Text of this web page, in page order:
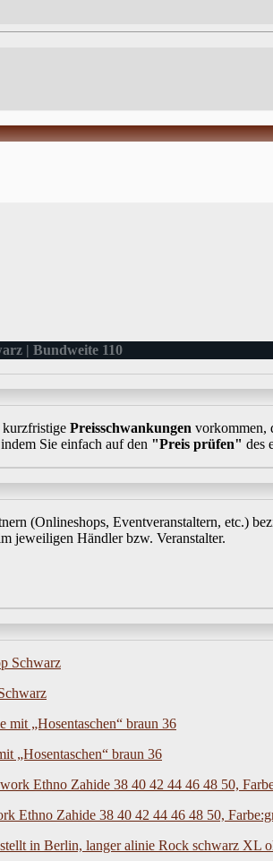
| Bundweite 110
kurzfristige Preisschwankungen vorkommen,
Sie einfach auf den "Preis prüfen" des
(Onlineshops, Eventveranstaltern, etc.)
jeweiligen Händler bzw. Veranstalter.
„Hosentaschen“ braun 36
Ethno Zahide 38 40 42 44 46 48 50,